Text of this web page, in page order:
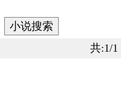
共:1/1